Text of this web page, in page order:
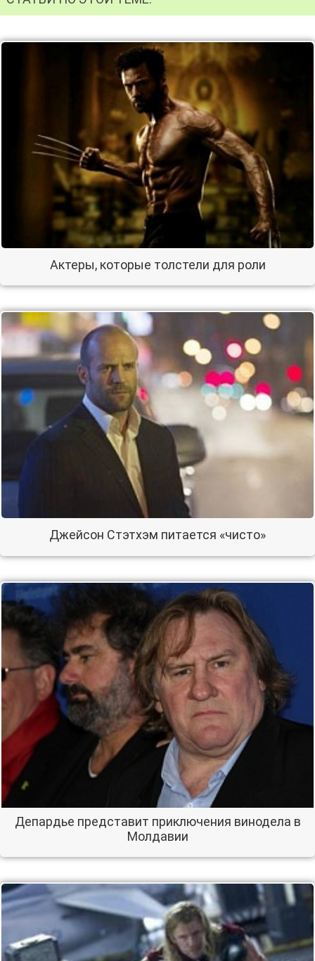
Актеры, которые толстели для роли
Джейсон Стэтхэм питается «чисто»
Депардье представит приключения винодела в
Молдавии